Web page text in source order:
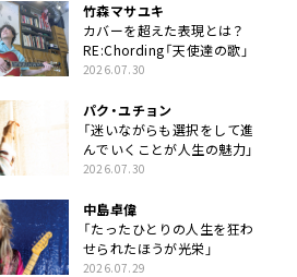
竹森マサユキ
カバーを超えた表現とは？
RE:Chording「天使達の歌」
2026.07.30
パク・ユチョン
「迷いながらも選択をして進
んでいくことが人生の魅力」
2026.07.30
中島卓偉
「たったひとりの人生を狂わ
せられたほうが光栄」
2026.07.29